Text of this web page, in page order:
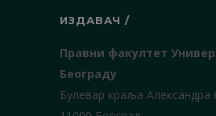
ИЗДАВАЧ /
Правни факултет
Београду
Булевар краља Александра